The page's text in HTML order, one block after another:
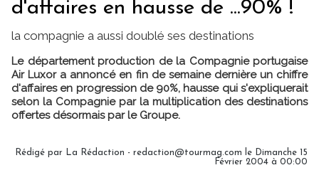
d'affaires en hausse de ...90% !
la compagnie a aussi doublé ses destinations
Le département production de la Compagnie portugaise
Air Luxor a annoncé en fin de semaine dernière un chiffre
d'affaires en progression de 90%, hausse qui s'expliquerait
selon la Compagnie par la multiplication des destinations
offertes désormais par le Groupe.
Rédigé par La Rédaction - redaction@tourmag.com le Dimanche 15
Février 2004 à 00:00